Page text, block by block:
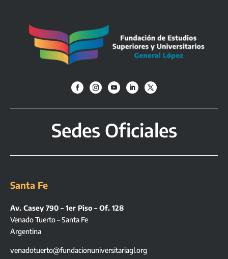
Sedes Oficiales
Santa Fe
Av. Casey 790 – 1er Piso – Of. 128
Venado Tuerto – Santa Fe
Argentina
venadotuerto@fundacionuniversitariagl.org